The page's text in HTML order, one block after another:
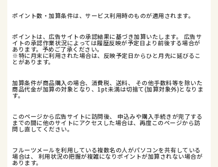
ポイント数・加算条件は、サービス利用時のものが適用されます。
ポイントは、広告サイトの承認結果に基づき加算いたします。 広告サ
イトの承認作業状況によっては履歴反映が予定日より前後する場合が
あります。予めご了承ください。
※特に月末に利用された場合は、反映予定日からひと月先に延びるこ
とがあります。
加算条件が商品購入の場合、消費税、送料、 その他手数料等を除いた
商品代金が加算の対象となり、1pt未満は切捨て(加算対象外)となりま
す。
このページから広告サイトに訪問後、 申込みや購入手続きが完了する
までの間に他のサイトにアクセスした場合は、再度このページから訪
問し直してください。
フルーツメールを利用している複数名の人がパソコンを共有している
場合は、 利用状況の把握が複雑になりポイントが加算されない場合が
あります。